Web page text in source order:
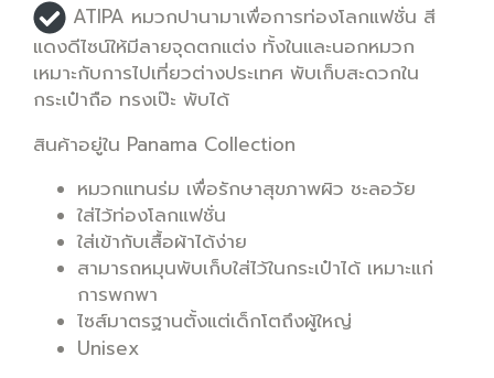
ATIPA หมวกปานามาเพื่อการท่องโลกแฟชั่น สี
แดงดีไซน์ให้มีลายจุดตกแต่ง ทั้งในและนอกหมวก
เหมาะกับการไปเที่ยวต่างประเทศ พับเก็บสะดวกใน
กระเป๋าถือ ทรงเป๊ะ พับได้
สินค้าอยู่ใน Panama Collection
หมวกแทนร่ม เพื่อรักษาสุขภาพผิว ชะลอวัย
ใส่ไว้ท่องโลกแฟชั่น
ใส่เข้ากับเสื้อผ้าได้ง่าย
สามารถหมุนพับเก็บใส่ไว้ในกระเป๋าได้ เหมาะแก่
การพกพา
ไซส์มาตรฐานตั้งแต่เด็กโตถึงผู้ใหญ่
Unisex